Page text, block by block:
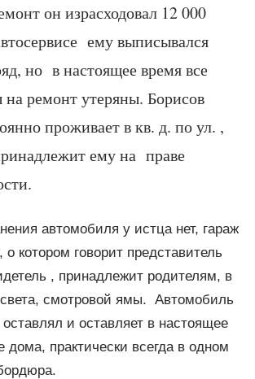
он израсходовал 12 000
ему выписывался
но в настоящее время все
ремонт утеряны. Борисов
проживает в кв. д. по ул. ,
ему на праве
автомобиля у истца нет, гараж
котором говорит представитель
, принадлежит родителям, в
смотровой ямы. Автомобиль
и оставляет в настоящее
практически всегда в одном